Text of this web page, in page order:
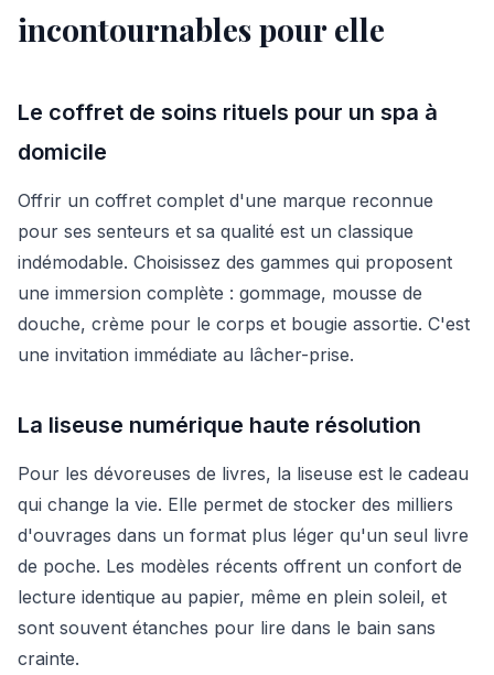
incontournables pour elle
Le coffret de soins rituels pour un spa à
domicile
Offrir un coffret complet d'une marque reconnue
pour ses senteurs et sa qualité est un classique
indémodable. Choisissez des gammes qui proposent
une immersion complète : gommage, mousse de
douche, crème pour le corps et bougie assortie. C'est
une invitation immédiate au lâcher-prise.
La liseuse numérique haute résolution
Pour les dévoreuses de livres, la liseuse est le cadeau
qui change la vie. Elle permet de stocker des milliers
d'ouvrages dans un format plus léger qu'un seul livre
de poche. Les modèles récents offrent un confort de
lecture identique au papier, même en plein soleil, et
sont souvent étanches pour lire dans le bain sans
crainte.